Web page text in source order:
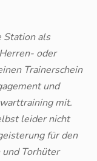
Station als
oder
Trainerschein
und
mit.
leider nicht
für den
Torhüter